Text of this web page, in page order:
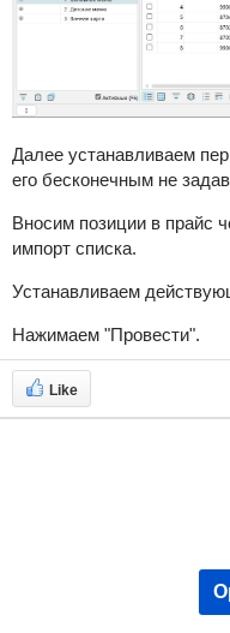
Далее устанавливаем
его бесконечным не
Вносим позиции в прайс
импорт списка.
Устанавливаем
Нажимаем "Провести".
Like